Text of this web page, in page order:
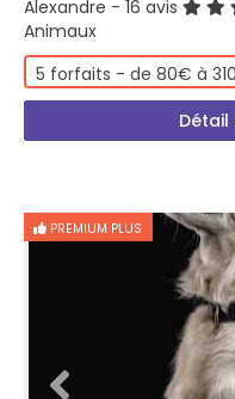
Alexandre - 16 avis
Animaux
5 forfaits - de 80€ à
PREMIUM PLUS